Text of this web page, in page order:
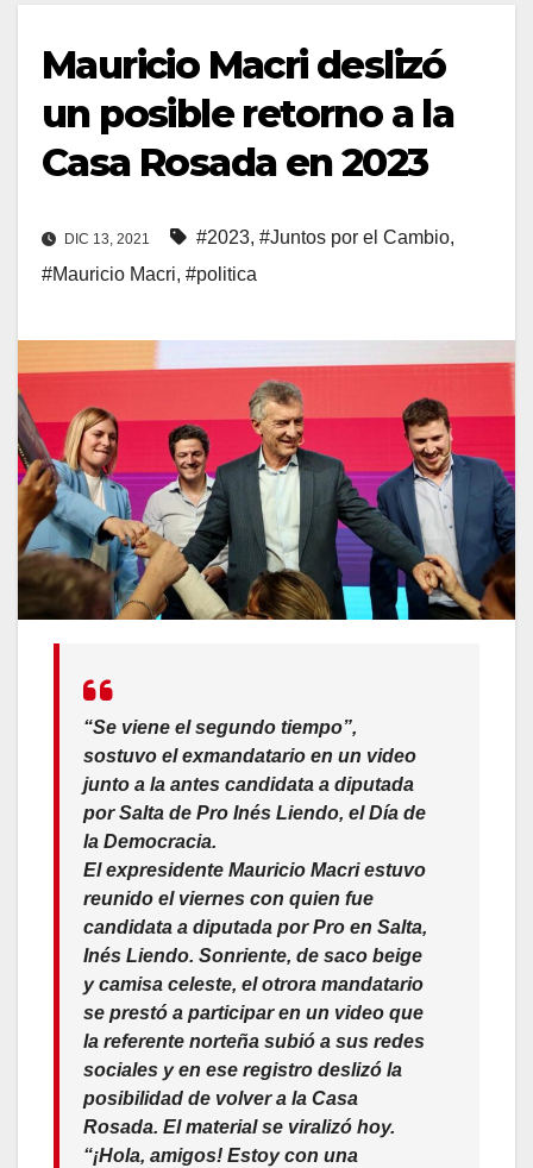
Mauricio Macri deslizó
un posible retorno a la
Casa Rosada en 2023
DIC 13, 2021 #2023, #Juntos por el Cambio,
#Mauricio Macri, #politica
“Se viene el segundo tiempo”,
sostuvo el exmandatario en un video
junto a la antes candidata a diputada
por Salta de Pro Inés Liendo, el Día de
la Democracia.
El expresidente Mauricio Macri estuvo
reunido el viernes con quien fue
candidata a diputada por Pro en Salta,
Inés Liendo. Sonriente, de saco beige
y camisa celeste, el otrora mandatario
se prestó a participar en un video que
la referente norteña subió a sus redes
sociales y en ese registro deslizó la
posibilidad de volver a la Casa
Rosada. El material se viralizó hoy.
“¡Hola, amigos! Estoy con una